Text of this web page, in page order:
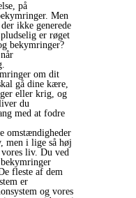
på
Men
ikke generede
er røget
bekymringer?
om dit
gå dine kære,
eller krig, og
du
med at fodre
omstændigheder
men i lige så høj
liv. Du ved
fleste af dem
er
og vores